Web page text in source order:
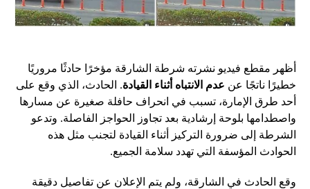
أظهر مقطع فيديو نشرته شرطة الشارقة مؤخرًا حادثًا مروريًا
خطيرًا ناتجًا عن عدم الانتباه أثناء القيادة. الحادث، الذي وقع على
أحد طرق الإمارة، تسبب في انحراف حافلة صغيرة عن مسارها
واصطدامها بلوحة إرشادية بعد تجاوز الحواجز الفاصلة. وتدعو
الشرطة إلى ضرورة التركيز أثناء القيادة لتجنب مثل هذه
الحوادث المؤسفة التي تهدد سلامة الجميع.
وقع الحادث في الشارقة، ولم يتم الإعلان عن تفاصيل دقيقة